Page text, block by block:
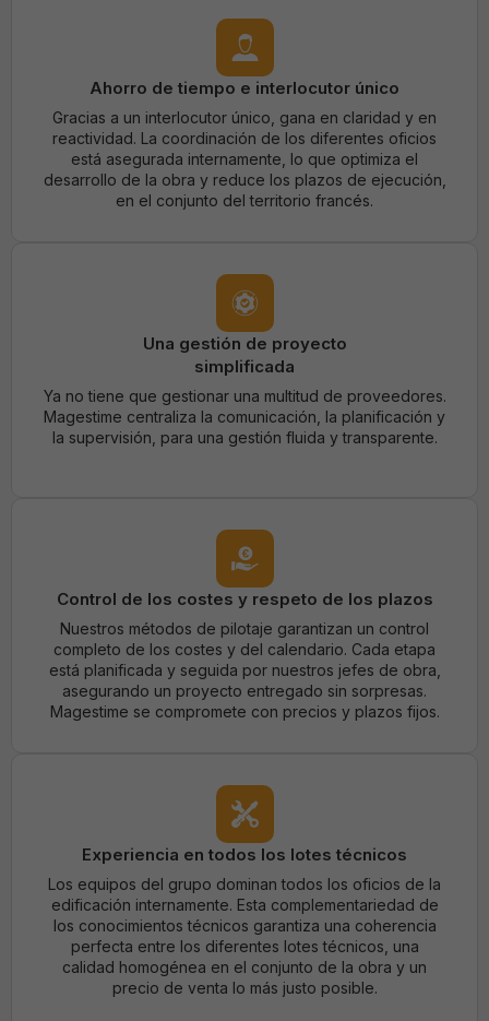
Ahorro de tiempo e interlocutor único
Gracias a un interlocutor único, gana en claridad y en
reactividad. La coordinación de los diferentes oficios
está asegurada internamente, lo que optimiza el
desarrollo de la obra y reduce los plazos de ejecución,
en el conjunto del territorio francés.
Una gestión de proyecto
simplificada
Ya no tiene que gestionar una multitud de proveedores.
Magestime centraliza la comunicación, la planificación y
la supervisión, para una gestión fluida y transparente.
Control de los costes y respeto de los plazos
Nuestros métodos de pilotaje garantizan un control
completo de los costes y del calendario. Cada etapa
está planificada y seguida por nuestros jefes de obra,
asegurando un proyecto entregado sin sorpresas.
Magestime se compromete con precios y plazos fijos.
Experiencia en todos los lotes técnicos
Los equipos del grupo dominan todos los oficios de la
edificación internamente. Esta complementariedad de
los conocimientos técnicos garantiza una coherencia
perfecta entre los diferentes lotes técnicos, una
calidad homogénea en el conjunto de la obra y un
precio de venta lo más justo posible.